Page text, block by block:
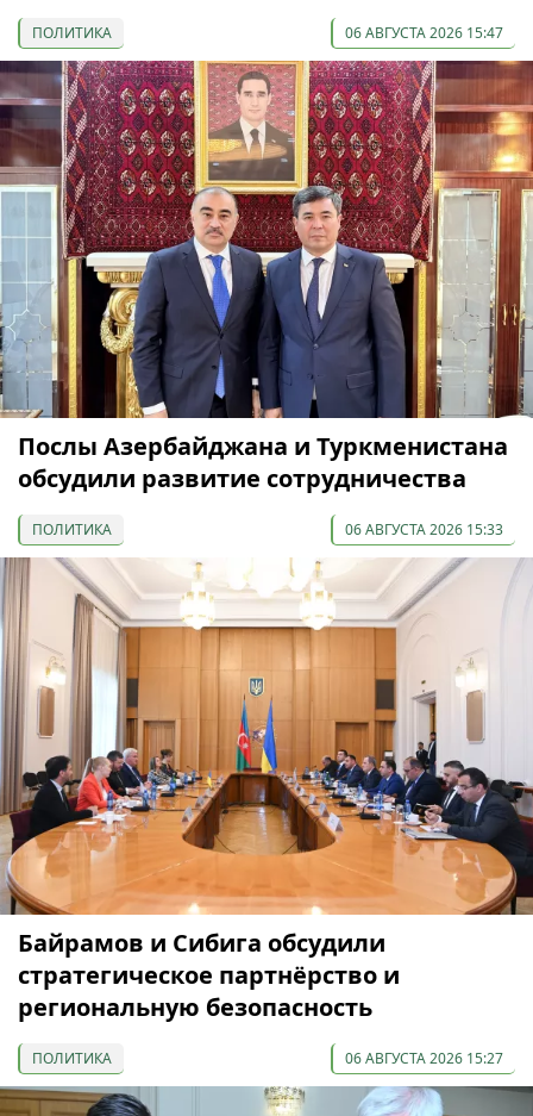
ПОЛИТИКА 06 АВГУСТА 2026 15:47
Послы Азербайджана и Туркменистана
обсудили развитие сотрудничества
ПОЛИТИКА 06 АВГУСТА 2026 15:33
Байрамов и Сибига обсудили
стратегическое партнёрство и
региональную безопасность
ПОЛИТИКА 06 АВГУСТА 2026 15:27